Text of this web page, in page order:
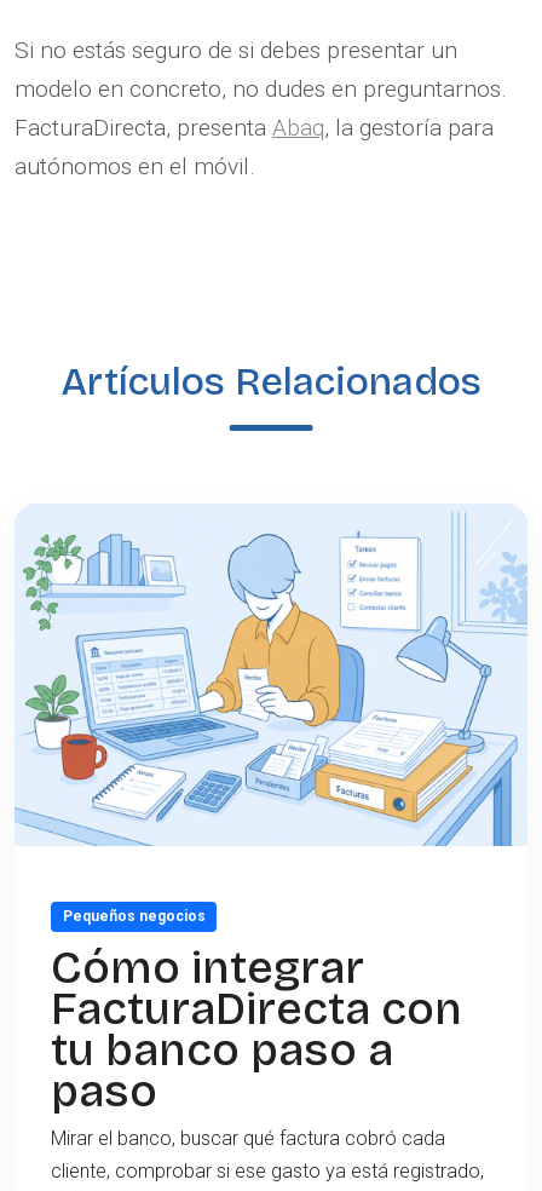
Si no estás seguro de si debes presentar un
modelo en concreto, no dudes en preguntarnos.
FacturaDirecta, presenta Abaq, la gestoría para
autónomos en el móvil.
Artículos Relacionados
Pequeños negocios
Cómo integrar
FacturaDirecta con
tu banco paso a
paso
Mirar el banco, buscar qué factura cobró cada
cliente, comprobar si ese gasto ya está registrado,